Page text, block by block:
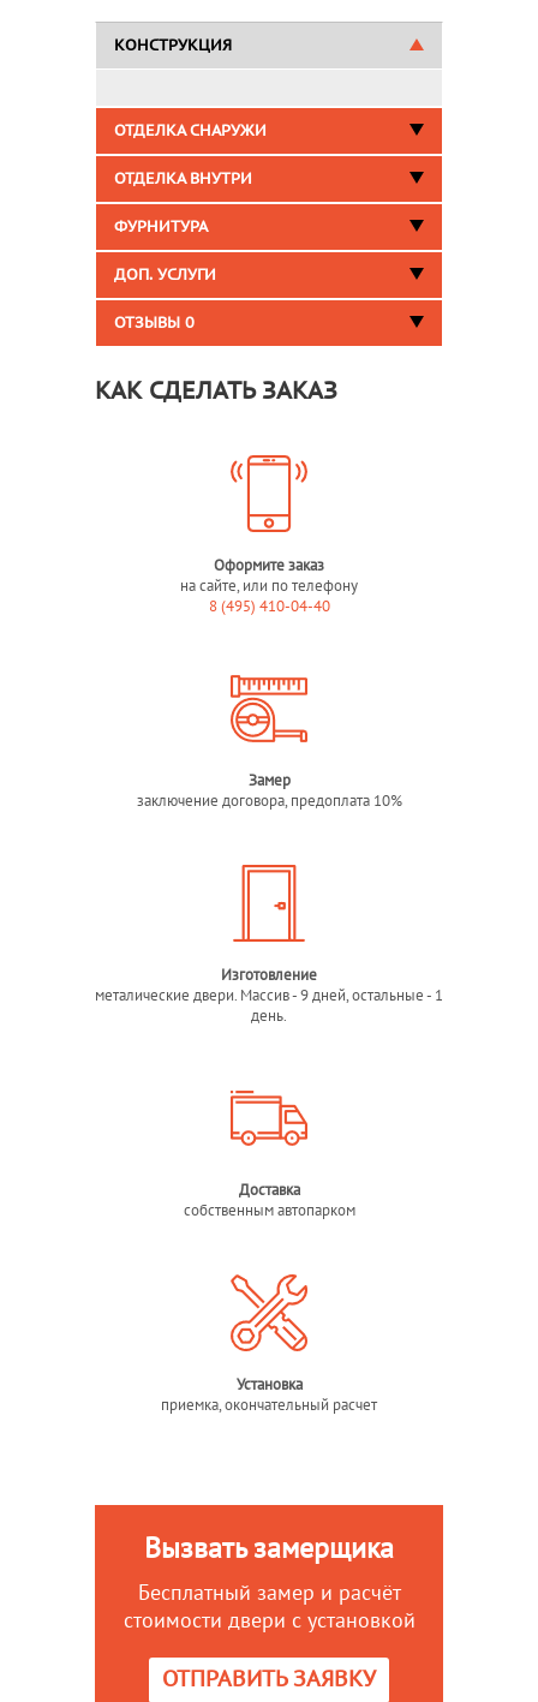
КОНСТРУКЦИЯ
ОТДЕЛКА СНАРУЖИ
ОТДЕЛКА ВНУТРИ
ФУРНИТУРА
ДОП. УСЛУГИ
ОТЗЫВЫ 0
КАК СДЕЛАТЬ ЗАКАЗ
Оформите заказ
на сайте, или по телефону
8 (495) 410-04-40
Замер
заключение договора, предоплата 10%
Изготовление
металические двери. Массив - 9 дней, остальные - 1
день.
Доставка
собственным автопарком
Установка
приемка, окончательный расчет
Вызвать замерщика
Бесплатный замер и расчёт
стоимости двери с установкой
ОТПРАВИТЬ ЗАЯВКУ